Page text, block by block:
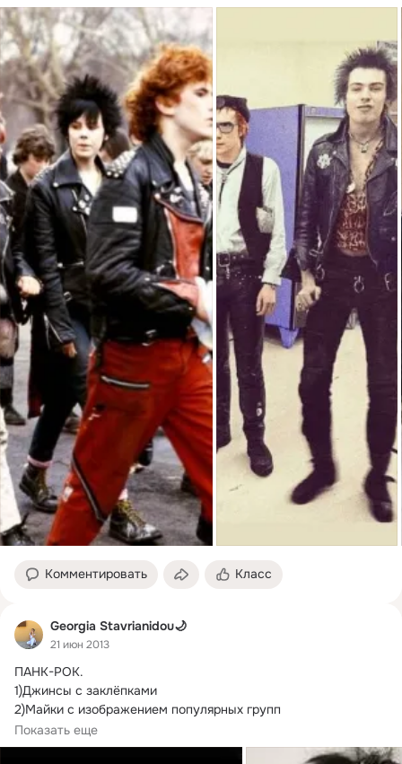
Комментировать Класс
Georgia Stavrianidou🌙
21 июн 2013
ПАНК-РОК.
1)Джинсы с заклёпками
2)Майки с изображением популярных групп
3)Вызывающие надписи на одежде
4)Заношенные джинсовые и кожаные куртки
Показать еще